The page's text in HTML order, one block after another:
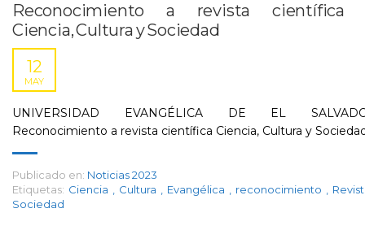
Reconocimiento a revista científica
Ciencia, Cultura y Sociedad
12
MAY
UNIVERSIDAD EVANGÉLICA DE EL
Reconocimiento a revista científica Ciencia, Cultura y
Publicado en: Noticias 2023
Etiquetas: Ciencia Cultura Evangélica reconocimiento
Sociedad